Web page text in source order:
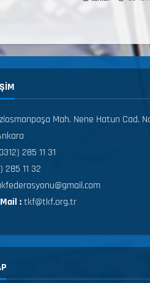
Mah. Nene Hatun Cad.
285 11 31
285 11 32
:tkf@tkf.org.tr